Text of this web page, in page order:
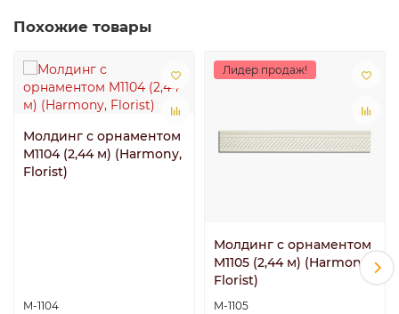
Похожие товары
Молдинг с орнаментом
M1104 (2,44 м) (Harmony,
Florist)
M-1104
Лидер продаж!
Молдинг с орнаментом
M1105 (2,44 м) (Harmony,
Florist)
M-1105